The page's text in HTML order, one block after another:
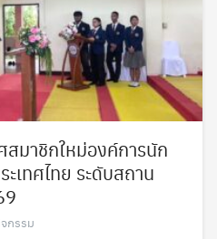
สมาชิกใหม่องค์การนัก
เทศไทย ระดับสถาน
กรรม